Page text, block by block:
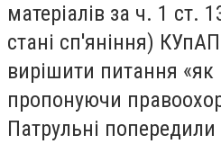
матеріалів за ч. 1 ст.
стані сп'яніння)
вирішити питання «як
пропонуючи
Патрульні попередили